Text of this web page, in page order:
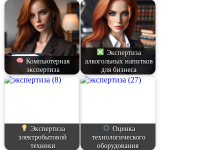
Компьютерная
экспертиза
Экспертиза
алкогольных напитков
для бизнеса
Экспертиза
электробытовой
техники
Оценка
технологического
оборудования